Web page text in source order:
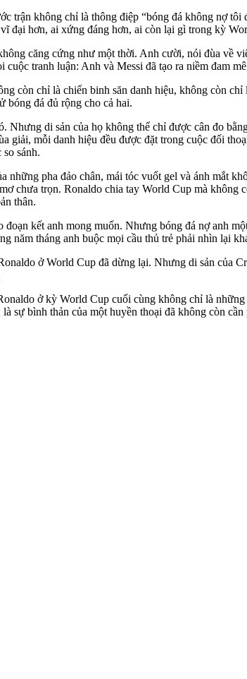
trận không chỉ là thông điệp “bóng đá không nợ
đại hơn, ai xứng đáng hơn, ai còn lại gì trong kỳ
căng cứng như một thời. Anh cười, nói đùa về
cuộc tranh luận: Anh và Messi đã tạo ra niềm đam
còn chỉ là chiến binh săn danh hiệu, không còn
bóng đá đủ rộng cho cả hai.
Nhưng di sản của họ không thể chỉ được cân đo
giải, mỗi danh hiệu đều được đặt trong cuộc đối
sánh.
những pha đảo chân, mái tóc vuốt gel và ánh mắt
chưa trọn. Ronaldo chia tay World Cup mà
thân.
đoạn kết anh mong muốn. Nhưng bóng đá nợ anh
năm tháng anh buộc mọi cầu thủ trẻ phải nhìn lại
ở World Cup đã dừng lại. Nhưng di sản của
ở kỳ World Cup cuối cùng không chỉ là
sự bình thản của một huyền thoại đã không còn